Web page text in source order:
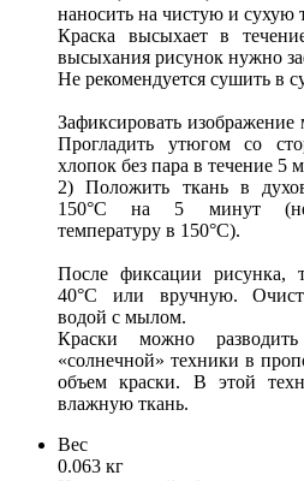
наносить на чистую и сухую
Краска высыхает в
высыхания рисунок нужно
Не рекомендуется сушить в
Зафиксировать
Прогладить утюгом со
хлопок без пара в течение 5
2) Положить ткань в
150°C на 5 минут
температуру в 150°C).
После фиксации рисунка,
40°C или вручную.
водой с мылом.
Краски можно
«солнечной» техники в
объем краски. В этой
влажную ткань.
Вес
0.063 кг